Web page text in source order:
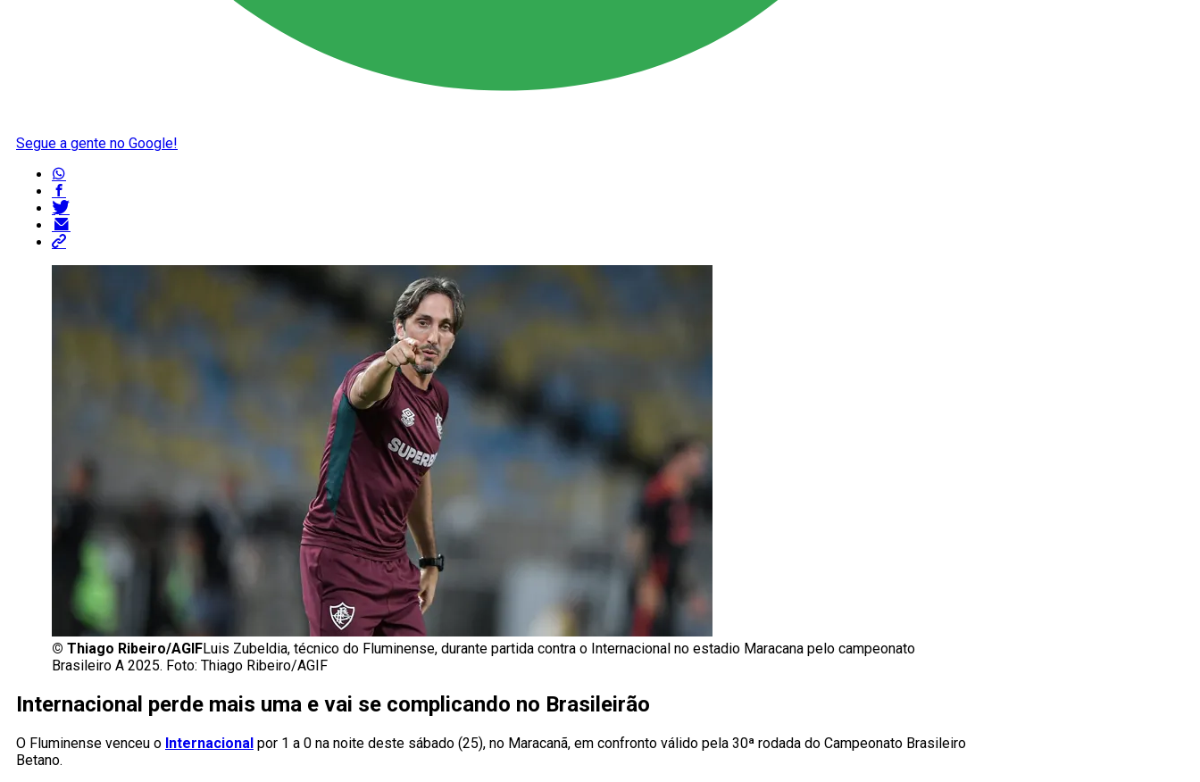
Segue a gente no Google!
© Thiago Ribeiro/AGIFLuis Zubeldia, técnico do Fluminense, durante partida contra o Internacional no estadio Maracana pelo campeonato
Brasileiro A 2025. Foto: Thiago Ribeiro/AGIF
Internacional perde mais uma e vai se complicando no Brasileirão
O Fluminense venceu o Internacional por 1 a 0 na noite deste sábado (25), no Maracanã, em confronto válido pela 30ª rodada do Campeonato Brasileiro
Betano.